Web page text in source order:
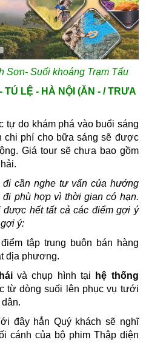
Sơn- Suối khoáng Trạm Tấu
TÚ LỆ - HÀ NỘI(ĂN - / TRƯA
tự do khám phá vào buổi sáng
chi phí cho bữa sáng sẽ được
Giá tour sẽ chưa bao gồm
cần nghe tư vấn của hướng
phù hợp vì thời gian có hạn.
được hết tất cả các điểm gợi ý
ý:
tập trung buôn bán hàng
địa phương.
và chụp hình tại
hệ thống
từ dòng suối lên phục vụ tưới
đây hẳn Quý khách sẽ nghĩ
cánh của bộ phim Thập diện